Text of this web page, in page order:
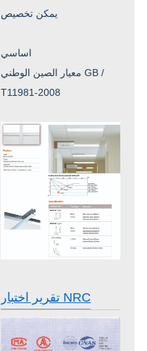
يمكن تخصيص
اساسي
معيار الصين الوطني GB /
T11981-2008
تقرير اختبار NRC